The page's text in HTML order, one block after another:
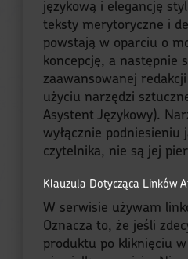
językową i elegancję
teksty merytoryczne i
powstają w oparciu o
koncepcję, a następnie
zaawansowanej
użyciu narzędzi
Asystent Językowy).
wyłącznie podniesieniu
czytelnika, nie są jej
Klauzula Dotycząca Linków
W serwisie używam
Oznacza to, że jeśli
produktu po kliknięciu